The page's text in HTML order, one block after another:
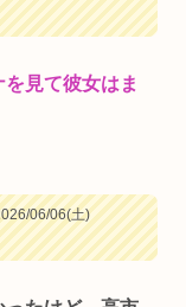
見て彼女はま
06/06(土)